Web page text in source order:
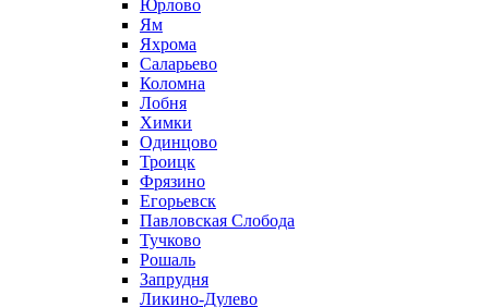
Юрлово
Ям
Яхрома
Саларьево
Коломна
Лобня
Химки
Одинцово
Троицк
Фрязино
Егорьевск
Павловская Слобода
Тучково
Рошаль
Запрудня
Ликино-Дулево